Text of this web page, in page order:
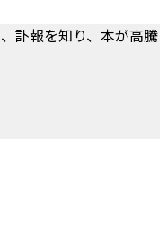
訃報を知り、本が高騰